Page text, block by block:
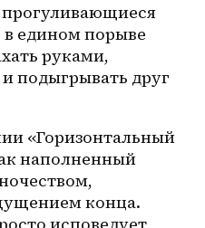
едином порыве
руками,
подыгрывать друг
«Горизонтальный
наполненный
конца.